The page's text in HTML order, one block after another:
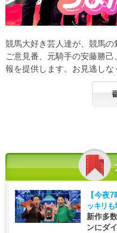
競馬大好き芸人達が、競馬の
ご意見番、元騎手の安藤勝
報を提供します。お見逃しな
【今夜7
ッキリ
新作多
ンにダ